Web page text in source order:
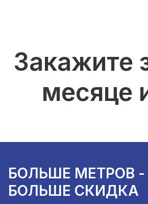
Закажите
месяце
БОЛЬШЕ МЕТРОВ -
БОЛЬШЕ СКИДКА